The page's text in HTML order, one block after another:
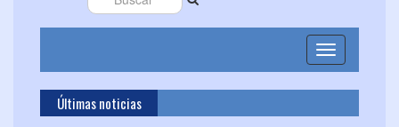
Toggle
navigation
Últimas noticias